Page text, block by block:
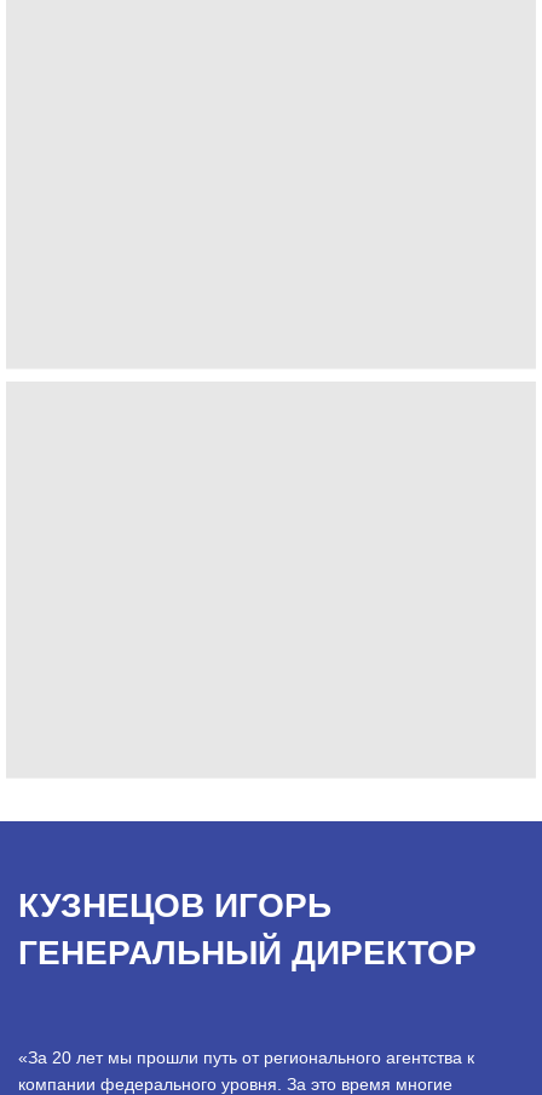
КУЗНЕЦОВ ИГОРЬ
ГЕНЕРАЛЬНЫЙ ДИРЕКТОР
«За 20 лет мы прошли путь от регионального агентства к
компании федерального уровня. За это время многие